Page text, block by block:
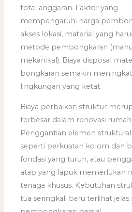
total anggaran. Faktor yang
mempengaruhi harga
akses lokasi, material yang
metode pembongkaran
mekanikal). Biaya disposal
bongkaran semakin
lingkungan yang ketat.
Biaya perbaikan struktur
terbesar dalam renovasi
Penggantian elemen
seperti perkuatan kolom dan
fondasi yang turun, atau
atap yang lapuk memerlukan
tenaga khusus. Kebutuhan
tua seringkali baru terlihat jelas